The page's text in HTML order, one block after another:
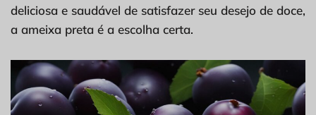
deliciosa e saudável de satisfazer seu desejo de doce,
a ameixa preta é a escolha certa.